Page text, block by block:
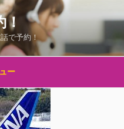
で予約！
ー